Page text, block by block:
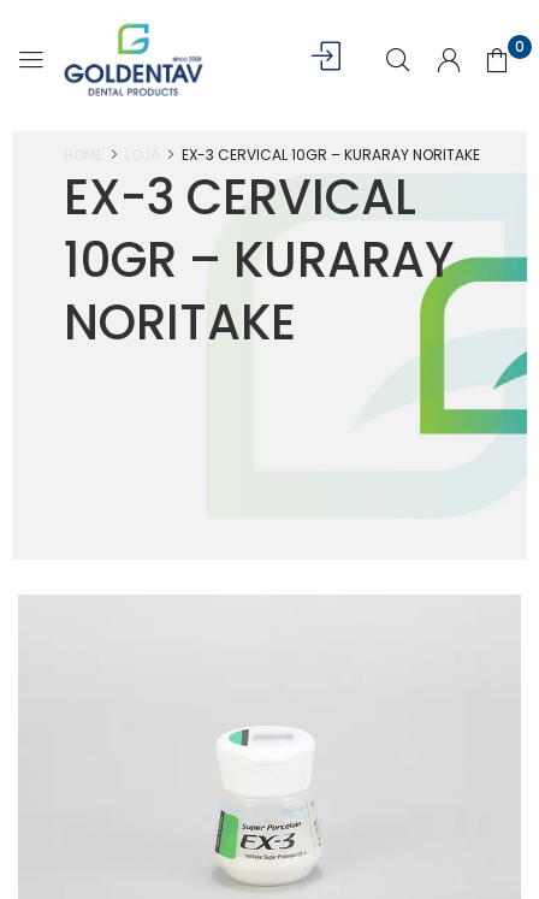
0
EX-3 CERVICAL
10GR – KURARAY
NORITAKE
EX-3 CERVICAL 10GR – KURARAY NORITAKE